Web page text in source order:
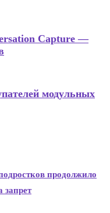
Capture —
модульных
продолжило
запрет